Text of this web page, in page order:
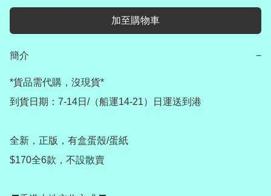
加至購物車
簡介 −
*貨品需代購，沒現貨*
到貨日期：7-14日/（船運14-21）日運送到港
全新，正版，有盒蛋殼/蛋紙
$170全6款，不設散賣